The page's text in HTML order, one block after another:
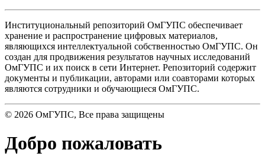
Институциональный репозиторий ОмГУПС обеспечивает
хранение и распространение цифровых материалов,
являющихся интеллектуальной собственностью ОмГУПС. Он
создан для продвижения результатов научных исследований
ОмГУПС и их поиск в сети Интернет. Репозиторий содержит
документы и публикации, авторами или соавторами которых
являются сотрудники и обучающиеся ОмГУПС.
© 2026 ОмГУПС, Все права защищены
Добро пожаловать